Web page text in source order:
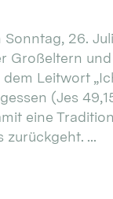
26.
Großeltern
Leitwort
(Jes
eine
zurückgeht. ...